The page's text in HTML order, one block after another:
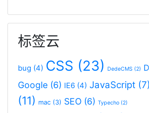
标签云
bug (4) CSS (23) DedeCMS (2)
Google (6) IE6 (4) JavaScript (7)
(11) mac (3) SEO (6) Typecho (2)